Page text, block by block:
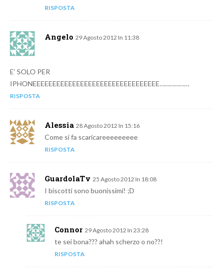
RISPOSTA
Angelo 29 Agosto 2012 In 11:38
E’ SOLO PER
IPHONEEEEEEEEEEEEEEEEEEEEEEEEEEEEEEEE………………
RISPOSTA
Alessia 28 Agosto 2012 In 15:16
Come si fa scaricareeeeeeeee
RISPOSTA
GuardolaTv 25 Agosto 2012 In 18:08
I biscotti sono buonissimi! ;D
RISPOSTA
Connor 29 Agosto 2012 In 23:28
te sei bona??? ahah scherzo o no??!
RISPOSTA